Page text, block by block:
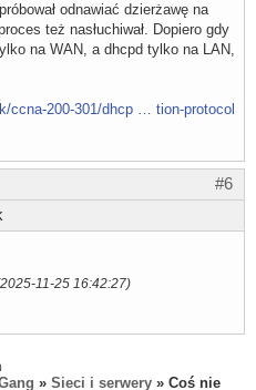
odnawiać dzierżawę na
też nasłuchiwał. Dopiero gdy
na WAN, a dhcpd tylko na LAN,
ccna-200-301/dhcp … tion-protocol
#6
11-25 16:42:27)
» Sieci i serwery » Coś nie